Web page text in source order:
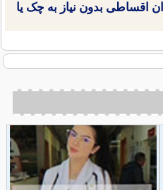
اقساطی بدون نیاز به چک یا